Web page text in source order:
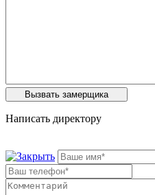
Написать директору